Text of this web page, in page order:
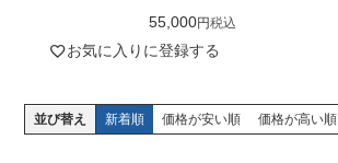
55,000 税込
お気に入りに登録する
並び替え 新着順 価格が安い順 価格が高い順